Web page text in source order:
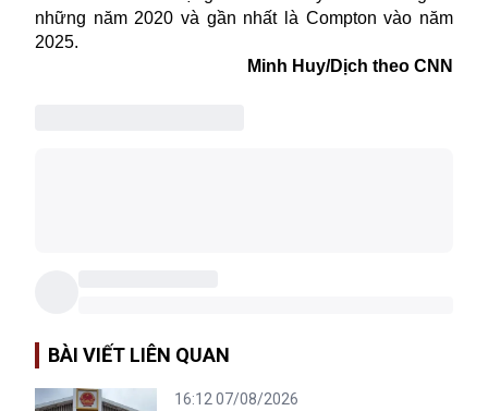
những năm 2020 và gần nhất là Compton vào năm
2025.
Minh Huy/Dịch theo CNN
BÀI VIẾT LIÊN QUAN
16:12 07/08/2026